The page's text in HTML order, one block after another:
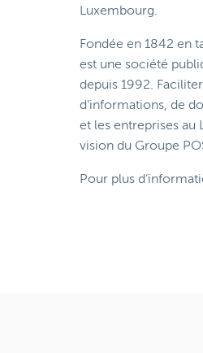
Luxembourg.
Fondée en 1842 en
est une société
depuis 1992.
d’informations, de
et les entreprises au
vision du Groupe
Pour plus